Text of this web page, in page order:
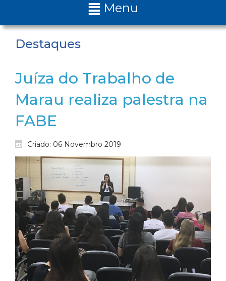
Menu
Destaques
Juíza do Trabalho de
Marau realiza palestra na
FABE
Criado: 06 Novembro 2019